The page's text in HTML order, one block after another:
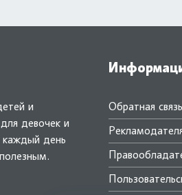
и
девочек и
каждый день
Обратная связь